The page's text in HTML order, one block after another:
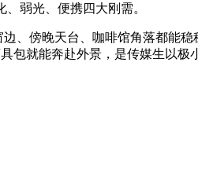
弱光、便携四大刚需。
、傍晚天台、咖啡馆角落都能
包就能奔赴外景，是传媒生以极